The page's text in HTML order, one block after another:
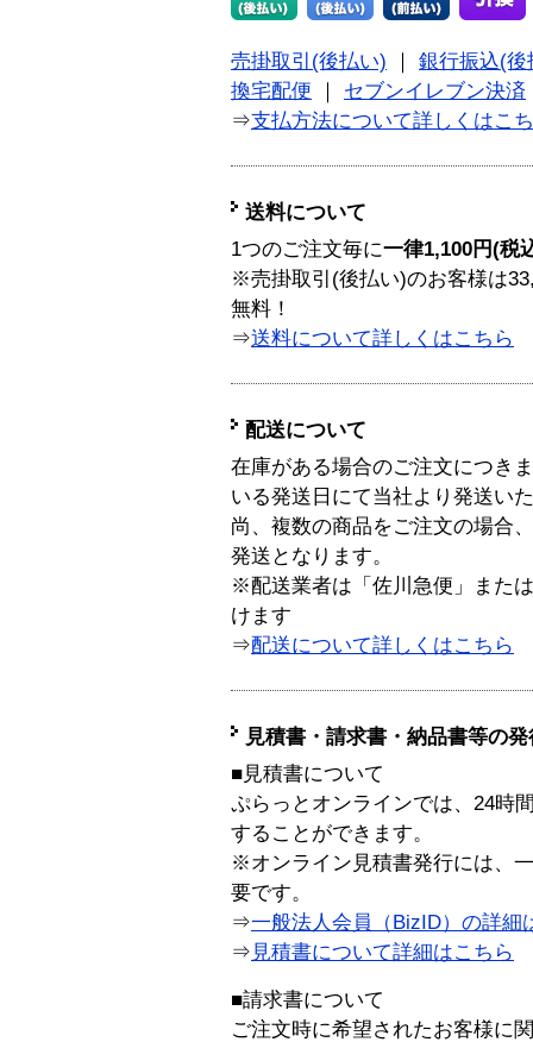
売掛取引(後払い)
銀行振込(後
換宅配便
セブンイレブン決済
⇒支払方法について詳しくはこ
送料について
1つのご注文毎に一律1,100円(税
※売掛取引(後払い)のお客様は
無料！
⇒送料について詳しくはこちら
配送について
在庫がある場合のご注文につき
いる発送日にて当社より発送い
尚、複数の商品をご注文の場合
発送となります。
※配送業者は「佐川急便」また
けます
⇒配送について詳しくはこちら
見積書・請求書・納品書等の
■見積書について
ぷらっとオンラインでは、24時
することができます。
※オンライン見積書発行には、
要です。
⇒一般法人会員（BizID）の詳細
⇒ 見積書について詳細はこちら
■請求書について
ご注文時に希望されたお客様に